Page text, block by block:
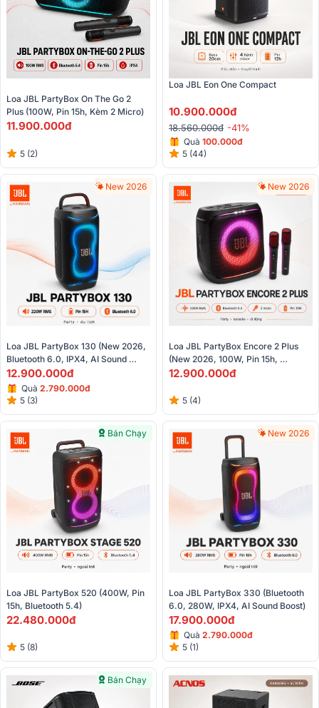
Loa JBL PartyBox On The Go 2
Plus (100W, Pin 15h, Kèm 2 Micro)
11.900.000đ
5 (2)
Loa JBL Eon One Compact
10.900.000đ
18.560.000đ -41%
Quà 100.000đ
5 (44)
New 2026
Loa JBL PartyBox 130 (New 2026,
Bluetooth 6.0, IPX4, AI Sound
Boost, Auracast)
12.900.000đ
Quà 2.790.000đ
5 (3)
New 2026
Loa JBL PartyBox Encore 2 Plus
(New 2026, 100W, Pin 15h,
Bluetooth 5.4)
12.900.000đ
5 (4)
Bán Chạy
Loa JBL PartyBox 520 (400W, Pin
15h, Bluetooth 5.4)
22.480.000đ
5 (8)
New 2026
Loa JBL PartyBox 330 (Bluetooth
6.0, 280W, IPX4, AI Sound Boost)
17.900.000đ
Quà 2.790.000đ
5 (1)
Bán Chạy